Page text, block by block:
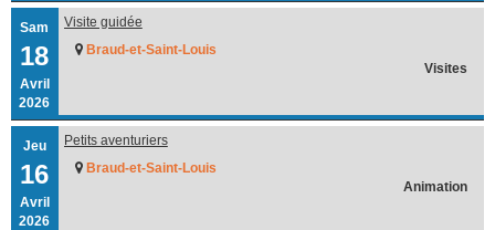
Sam
18
Avril
2026
Visite guidée
Braud-et-Saint-Louis
Visites
Jeu
16
Avril
2026
Petits aventuriers
Braud-et-Saint-Louis
Animation